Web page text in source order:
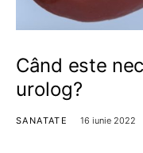
Când este
urolog?
SANATATE 16 iunie 2022